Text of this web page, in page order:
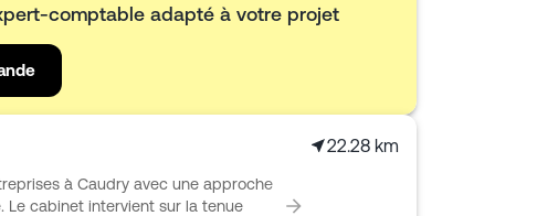
comptable adapté à votre projet
à Caudry avec une approche
cabinet intervient sur la tenue
22.28 km